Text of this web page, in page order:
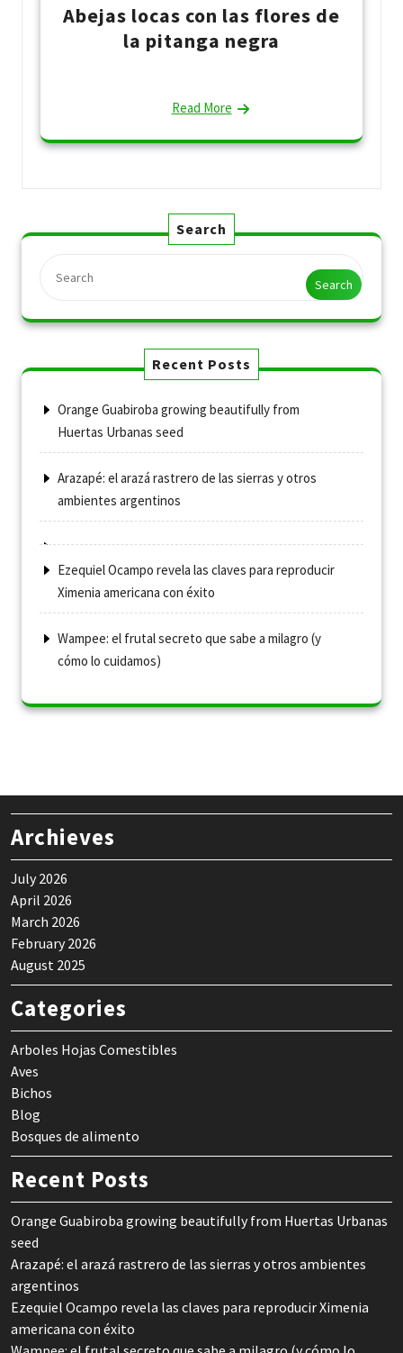
Abejas locas con las flores de
la pitanga negra
Read More
Search
Search
Recent Posts
Orange Guabiroba growing beautifully from
Huertas Urbanas seed
Arazapé: el arazá rastrero de las sierras y otros
ambientes argentinos
Ezequiel Ocampo revela las claves para reproducir
Ximenia americana con éxito
Wampee: el frutal secreto que sabe a milagro (y
cómo lo cuidamos)
Archieves
July 2026
April 2026
March 2026
February 2026
August 2025
Categories
Arboles Hojas Comestibles
Aves
Bichos
Blog
Bosques de alimento
Recent Posts
Orange Guabiroba growing beautifully from Huertas Urbanas
seed
Arazapé: el arazá rastrero de las sierras y otros ambientes
argentinos
Ezequiel Ocampo revela las claves para reproducir Ximenia
americana con éxito